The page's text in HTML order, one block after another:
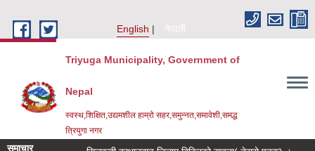
English
नेपाली
Triyuga Municipality, Government of
Nepal
स्वस्थ,शिक्षित,उद्यमशील हाम्रो सहर,समुन्नत,समावेशी,समद्ध
त्रियुगा नगर
समाचार